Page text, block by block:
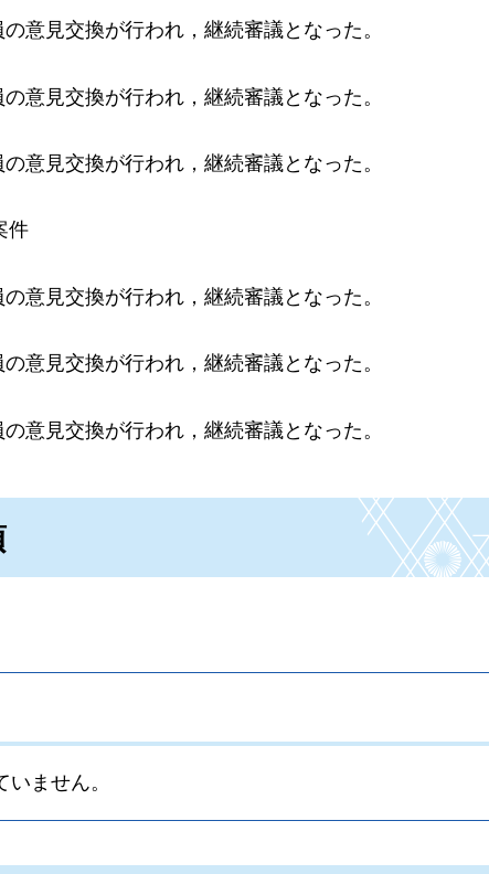
の意見交換が行われ，継続審議となった。
意見交換が行われ，継続審議となった。
意見交換が行われ，継続審議となった。
件
意見交換が行われ，継続審議となった。
意見交換が行われ，継続審議となった。
意見交換が行われ，継続審議となった。
ません。